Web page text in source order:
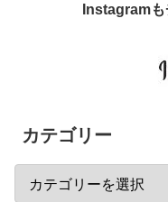
Instagram
カテゴリー